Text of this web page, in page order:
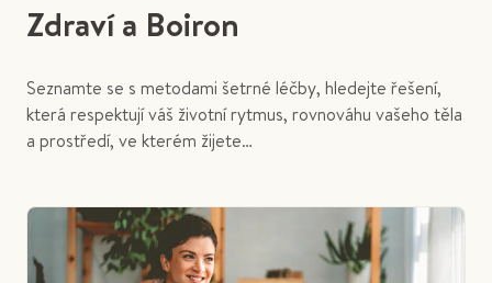
Zdraví a Boiron
Seznamte se s metodami šetrné léčby, hledejte řešení,
která respektují váš životní rytmus, rovnováhu vašeho těla
a prostředí, ve kterém žijete…